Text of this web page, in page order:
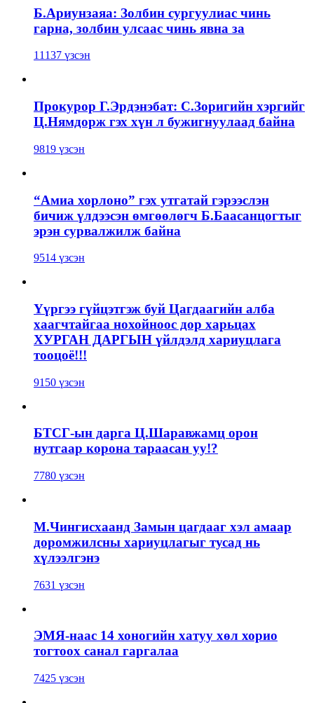
Б.Ариунзаяа: Золбин сургуулиас чинь
гарна, золбин улсаас чинь явна за
11137 үзсэн
Прокурор Г.Эрдэнэбат: С.Зоригийн хэргийг
Ц.Нямдорж гэх хүн л бужигнуулаад байна
9819 үзсэн
“Амиа хорлоно” гэх утгатай гэрээслэн
бичиж үлдээсэн өмгөөлөгч Б.Баасанцогтыг
эрэн сурвалжилж байна
9514 үзсэн
Үүргээ гүйцэтгэж буй Цагдаагийн алба
хаагчтайгаа нохойноос дор харьцах
ХУРГАН ДАРГЫН үйлдэлд хариуцлага
тооцоё!!!
9150 үзсэн
БТСГ-ын дарга Ц.Шаравжамц орон
нутгаар корона тараасан уу!?
7780 үзсэн
М.Чингисхаанд Замын цагдааг хэл амаар
доромжилсны хариуцлагыг тусад нь
хүлээлгэнэ
7631 үзсэн
ЭМЯ-наас 14 хоногийн хатуу хөл хорио
тогтоох санал гаргалаа
7425 үзсэн